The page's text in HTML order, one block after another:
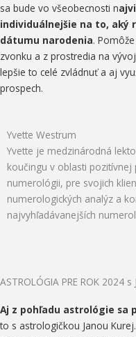
sa bude vo všeobecnosti n
individuálnejšie na to, aký
dátumu narodenia.
zvonku a z prostredia na
lepšie to celé zvládnuť a aj
prospech.
Yvette Westrum
Yvette je medzinárodná
koučingu v oblasti
numerológii, pre svojich
numerologických analýz a
najvyhľadávanejších
ASTROLÓGIA PRE ROK 2024
Aj z pohľadu astrológie sa
to s astrologičkou Janou Kurej.